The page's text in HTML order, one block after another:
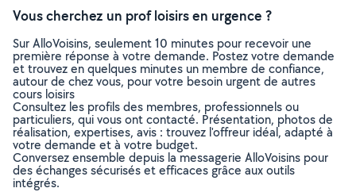
Vous cherchez un prof loisirs en urgence ?
Sur AlloVoisins, seulement 10 minutes pour recevoir une
première réponse à votre demande. Postez votre demande
et trouvez en quelques minutes un membre de confiance,
autour de chez vous, pour votre besoin urgent de autres
cours loisirs
Consultez les profils des membres, professionnels ou
particuliers, qui vous ont contacté. Présentation, photos de
réalisation, expertises, avis : trouvez l'offreur idéal, adapté à
votre demande et à votre budget.
Conversez ensemble depuis la messagerie AlloVoisins pour
des échanges sécurisés et efficaces grâce aux outils
intégrés.